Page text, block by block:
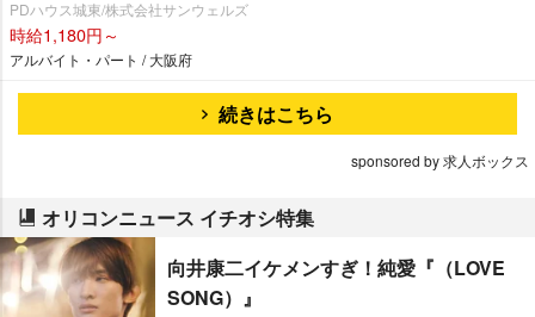
PDハウス城東/株式会社サンウェルズ
時給1,180円～
アルバイト・パート / 大阪府
続きはこちら
sponsored by 求人ボックス
オリコンニュース イチオシ特集
向井康二イケメンすぎ！純愛『（LOVE
SONG）』